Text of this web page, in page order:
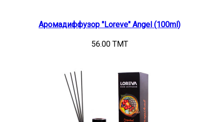
Аромадиффузор "Loreve" Angel (100ml)
56.00 TMT